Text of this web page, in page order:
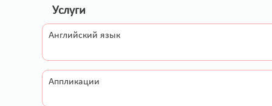
Услуги
Английский язык
Аппликации